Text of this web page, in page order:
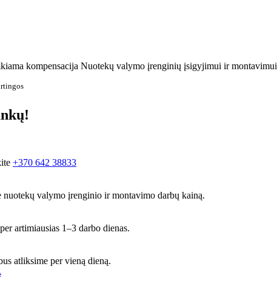
kompensacija Nuotekų valymo įrenginių įsigyjimui ir
+370 642 38833
valymo įrenginio ir montavimo darbų kainą.
artimiausias 1–3 darbo dienas.
atliksime per vieną dieną.